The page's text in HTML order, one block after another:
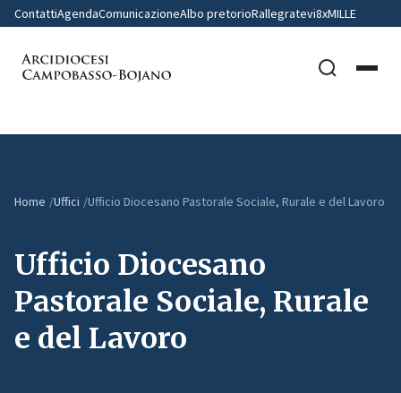
ContattiAgendaComunicazioneAlbo pretorioRallegratevi8xMILLE
Home Uffici Ufficio Diocesano Pastorale Sociale, Rurale e del Lavoro
Ufficio Diocesano
Pastorale Sociale, Rurale
e del Lavoro